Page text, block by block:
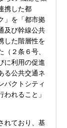
携した都
」を「都市拠
及び幹線公共
した階層性を
２条６号、
に利用の促進
る公共交通ネ
パクトシティ
れること」
れており、基